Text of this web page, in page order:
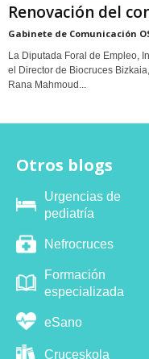
Renovación del
Gabinete de Comunicación
La Diputada Foral de Empleo,
el Director de Biocruces
Rana Mahmoud...
Otros blogs
Urgencias de
pediatría
Nefrocruces
Formación
especializada
eSano
Cruceskola